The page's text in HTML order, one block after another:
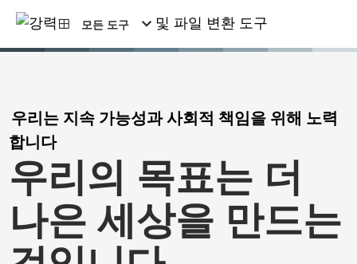
모든 도구
우리는 지속 가능성과 사회적 책임을 위해 노력
합니다
우리의 목표는 더
나은 세상을 만드는